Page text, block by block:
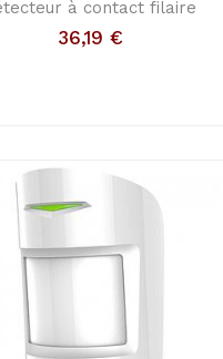
à contact filaire
36,19 €